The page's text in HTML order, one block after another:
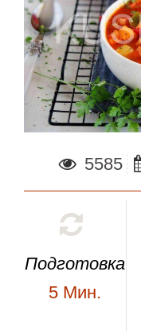
5585
Подготовка
5 Мин.